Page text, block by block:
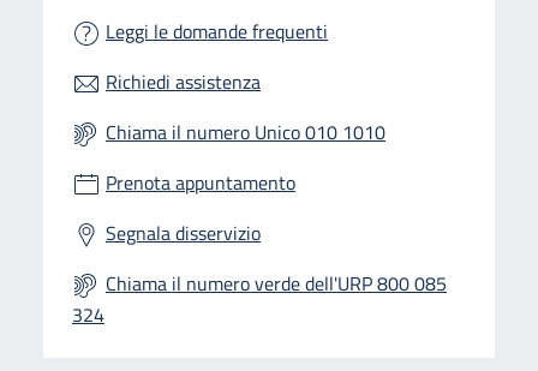
Leggi le domande frequenti
Richiedi assistenza
Chiama il numero Unico 010 1010
Prenota appuntamento
Segnala disservizio
Chiama il numero verde dell'URP 800 085
324